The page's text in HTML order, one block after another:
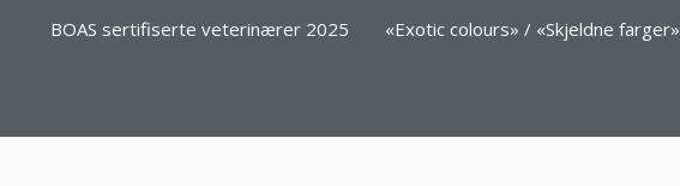
BOAS sertifiserte veterinærer 2025 «Exotic colours» / «Skjeldne farger»